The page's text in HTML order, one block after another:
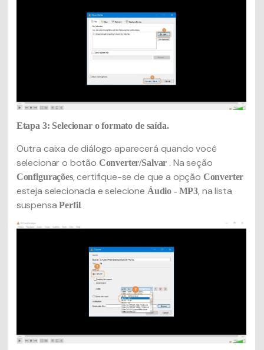
Etapa 3: Selecionar o formato de saída.
Outra caixa de diálogo aparecerá quando você
selecionar o botão Converter/Salvar . Na seção
Configurações, certifique-se de que a opção Converter
esteja selecionada e selecione Áudio - MP3, na lista
suspensaPerfil.